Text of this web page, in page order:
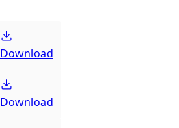
Download
Download